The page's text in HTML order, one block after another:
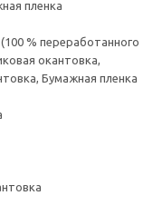
пленка
% переработанного
окантовка,
Бумажная пленка